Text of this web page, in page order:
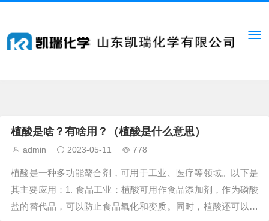
植酸是啥？有啥用？（植酸是什么意思）
admin 2023-05-11 778
植酸是一种多功能螯合剂，可用于工业、医疗等领域。以下是
其主要应用：1. 食品工业：植酸可用作食品添加剂，作为磷酸
盐的替代品，可以防止食品氧化和变质。同时，植酸还可以与